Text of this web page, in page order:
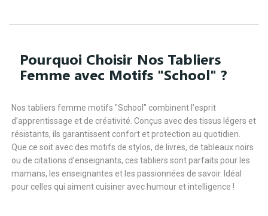
Pourquoi Choisir Nos Tabliers
Femme avec Motifs "School" ?
Nos tabliers femme motifs "School" combinent l’esprit
d’apprentissage et de créativité. Conçus avec des tissus légers et
résistants, ils garantissent confort et protection au quotidien.
Que ce soit avec des motifs de stylos, de livres, de tableaux noirs
ou de citations d’enseignants, ces tabliers sont parfaits pour les
mamans, les enseignantes et les passionnées de savoir. Idéal
pour celles qui aiment cuisiner avec humour et intelligence !